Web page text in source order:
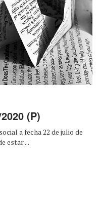
(P)
a fecha 22 de julio de
estar ...